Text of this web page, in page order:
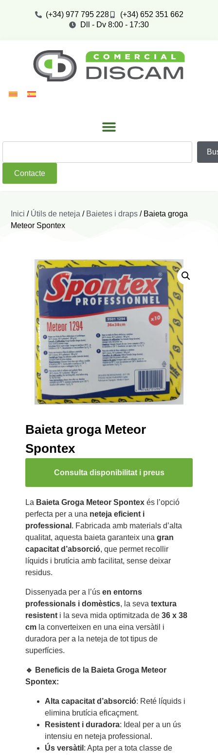
(+34) 977 795 228
(+34) 652 351 662
Dll - Dv 8:00 - 17:30
Contacte
Inici / Útils de neteja / Baietes i draps / Baieta groga
Meteor Spontex
Baieta groga Meteor
Spontex
Consulta disponibilitat i preus
La Baieta Groga Meteor Spontexés l’opció
perfecta per a una neteja eficient i
professional . Fabricada amb materials d’alta
qualitat, aquesta baieta garanteix una gran
capacitat d’absorció, que permet recollir
líquids i brutícia amb facilitat, sense deixar
residus.
Dissenyada per a l’ús en entorns
professionals i domèstics, la seva textura
resistenti la seva mida optimitzada de 36 x 38
cmla converteixen en una eina versàtil i
duradora per a la neteja de tot tipus de
superfícies.
🔹 Beneficis de la Baieta Groga Meteor
Spontex:
Alta capacitat d’absorció: Reté líquids i
elimina brutícia eficaçment.
Resistent i duradora: Ideal per a un ús
intensiu en neteja professional.
Ús versàtil : Apta per a tota classe de